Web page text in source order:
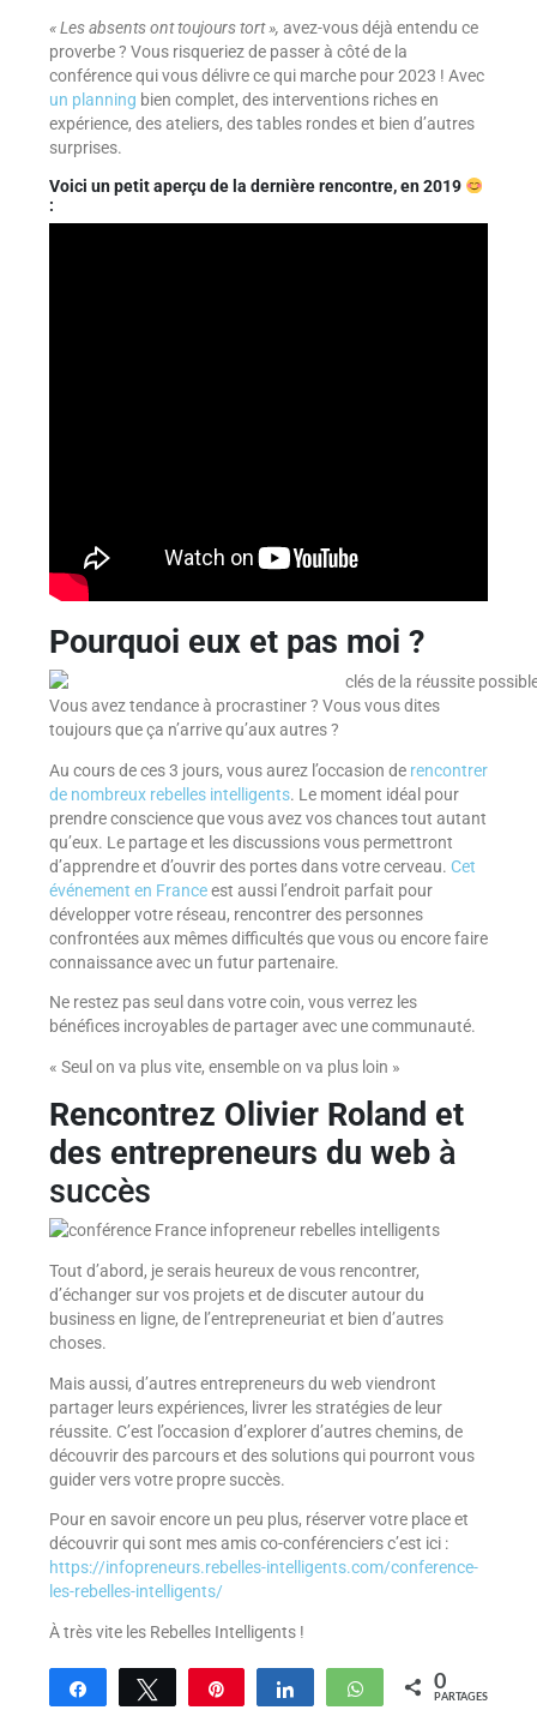
« Les absents ont toujours tort », avez-vous déjà entendu ce
proverbe ? Vous risqueriez de passer à côté de la
conférence qui vous délivre ce qui marche pour 2023 ! Avec
un planning bien complet, des interventions riches en
expérience, des ateliers, des tables rondes et bien d’autres
surprises.
Voici un petit aperçu de la dernière rencontre, en 2019
:
Pourquoi eux et pas moi ?
Vous avez tendance à procrastiner ? Vous vous dites
toujours que ça n’arrive qu’aux autres ?
Au cours de ces 3 jours, vous aurez l’occasion de rencontrer
de nombreux rebelles intelligents. Le moment idéal pour
prendre conscience que vous avez vos chances tout autant
qu’eux. Le partage et les discussions vous permettront
d’apprendre et d’ouvrir des portes dans votre cerveau. Cet
événement en Franceest aussi l’endroit parfait pour
développer votre réseau, rencontrer des personnes
confrontées aux mêmes difficultés que vous ou encore faire
connaissance avec un futur partenaire.
Ne restez pas seul dans votre coin, vous verrez les
bénéfices incroyables de partager avec une communauté.
« Seul on va plus vite, ensemble on va plus loin »
Rencontrez Olivier Roland et
des entrepreneurs du webà
succès
Tout d’abord, je serais heureux de vous rencontrer,
d’échanger sur vos projets et de discuter autour du
business en ligne, de l’entrepreneuriat et bien d’autres
choses.
Mais aussi, d’autres entrepreneurs du web viendront
partager leurs expériences, livrer les stratégies de leur
réussite. C’est l’occasion d’explorer d’autres chemins, de
découvrir des parcours et des solutions qui pourront vous
guider vers votre propre succès.
Pour en savoir encore un peu plus, réserver votre place et
découvrir qui sont mes amis co-conférenciers c’est ici :
https://infopreneurs.rebelles-intelligents.com/conference-
les-rebelles-intelligents/
À très vite les Rebelles Intelligents !
Partagez Tweetez Enregistrer Partagez WhatsApp
0
PARTAGES